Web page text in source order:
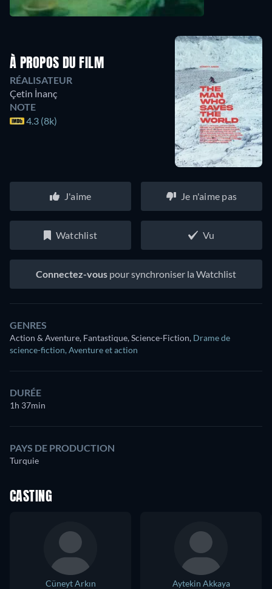
À PROPOS DU FILM
RÉALISATEUR
Çetin İnanç
NOTE
4.3 (8k)
J'aime Je n'aime pas
Watchlist Vu
Connectez-vous pour synchroniser la Watchlist
GENRES
Action & Aventure, Fantastique, Science-Fiction, Drame de
science-fiction, Aventure et action
DURÉE
1h 37min
PAYS DE PRODUCTION
Turquie
CASTING
Cüneyt Arkın
Aytekin Akkaya